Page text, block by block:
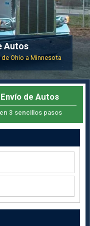
Autos
Ohio a Minnesota
de Autos
3 sencillos pasos